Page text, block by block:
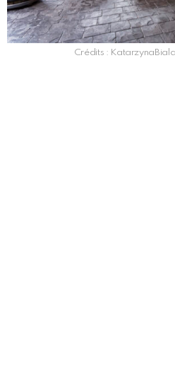
Crédits :